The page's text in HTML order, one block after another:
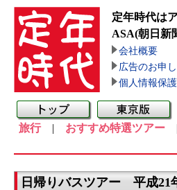
定年時代は
ASA(朝日新
会社概要
広告のお申
個人情報保
旅行| おすすめ特選ツアー
日帰りバスツアー 平成21